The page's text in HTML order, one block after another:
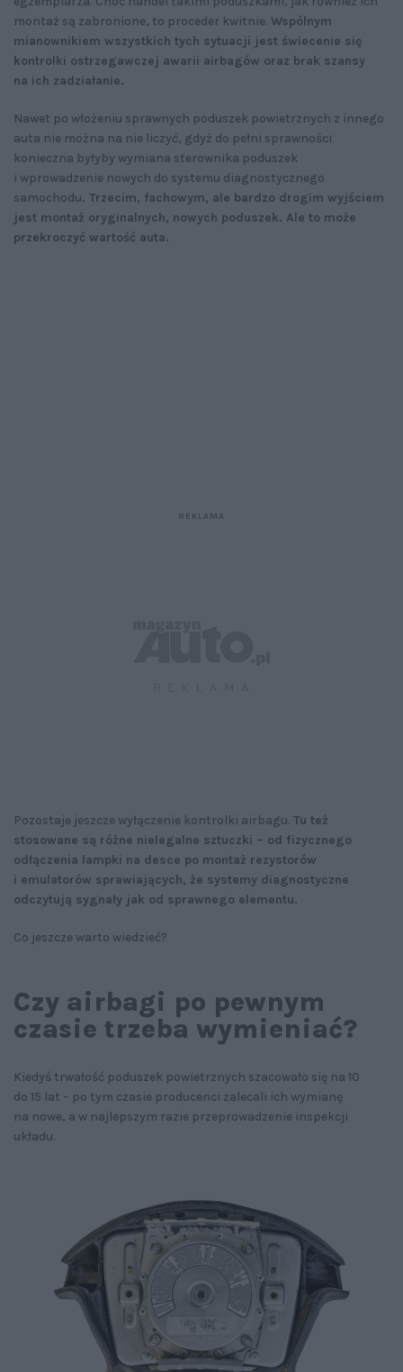
montaż są zabronione, to proceder kwitnie. Wspólnym
mianownikiem wszystkich tych sytuacji jest świecenie się
kontrolki ostrzegawczej awarii airbagów oraz brak szansy
na ich zadziałanie.
Nawet po włożeniu sprawnych poduszek powietrznych z innego
auta nie można na nie liczyć, gdyż do pełni sprawności
konieczna byłyby wymiana sterownika poduszek
i wprowadzenie nowych do systemu diagnostycznego
samochodu. Trzecim, fachowym, ale bardzo drogim wyjściem
jest montaż oryginalnych, nowych poduszek. Ale to może
przekroczyć wartość auta.
Pozostaje jeszcze wyłączenie kontrolki airbagu. Tu też
stosowane są różne nielegalne sztuczki – od fizycznego
odłączenia lampki na desce po montaż rezystorów
i emulatorów sprawiających, że systemy diagnostyczne
odczytują sygnały jak od sprawnego elementu.
Co jeszcze warto wiedzieć?
Czy airbagi po pewnym
czasie trzeba wymieniać?
Kiedyś trwałość poduszek powietrznych szacowało się na 10
do 15 lat – po tym czasie producenci zalecali ich wymianę
na nowe, a w najlepszym razie przeprowadzenie inspekcji
układu.